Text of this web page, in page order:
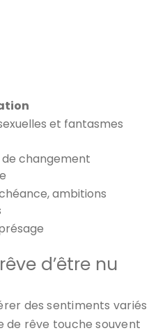
et fantasmes
changement
ambitions
d’être nu
des sentiments variés
de rêve touche souvent